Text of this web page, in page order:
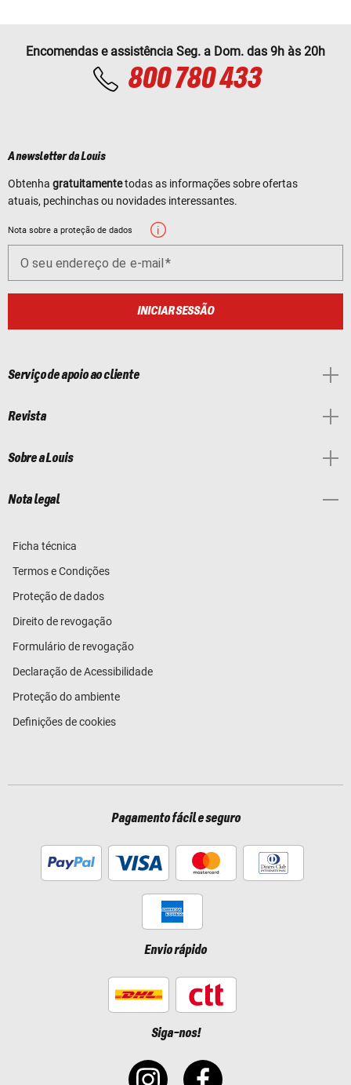
Encomendas e assistência Seg. a Dom. das 9h às 20h
800 780 433
A newsletter da Louis
Obtenha gratuitamentetodas as informações sobre ofertas
atuais, pechinchas ou novidades interessantes.
Nota sobre a proteção de dados
O seu endereço de e-mail
INICIAR SESSÃO
Serviço de apoio ao cliente
Revista
Sobre a Louis
Nota legal
Ficha técnica
Termos e Condições
Proteção de dados
Direito de revogação
Formulário de revogação
Declaração de Acessibilidade
Proteção do ambiente
Definições de cookies
Pagamento fácil e seguro
Envio rápido
Siga-nos!